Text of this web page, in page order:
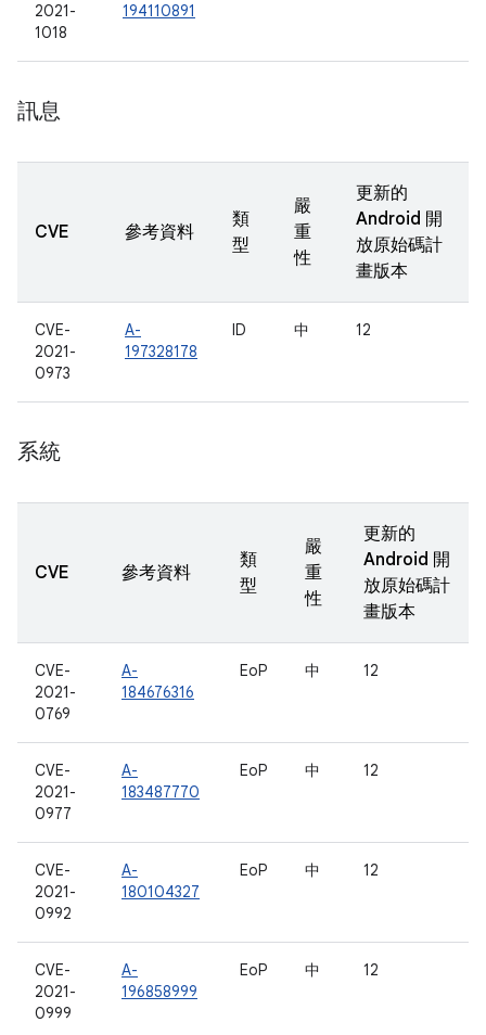
2021-
1018
194110891
訊息
CVE 參考資料
類
型
嚴
重
性
更新的
Android 開
放原始碼計
畫版本
CVE-
2021-
0973
A-
197328178
ID 中 12
系統
CVE 參考資料
類
型
嚴
重
性
更新的
Android 開
放原始碼計
畫版本
CVE-
2021-
0769
A-
184676316
EoP 中 12
CVE-
2021-
0977
A-
183487770
EoP 中 12
CVE-
2021-
0992
A-
180104327
EoP 中 12
CVE-
2021-
0999
A-
196858999
EoP 中 12